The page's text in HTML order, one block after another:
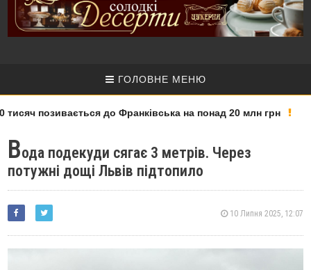
ГОЛОВНЕ МЕНЮ
позивається до Франківська на понад 20 млн грн
Вода подекуди сягає 3 метрів. Через
потужні дощі Львів підтопило
10 Липня 2025, 12:07